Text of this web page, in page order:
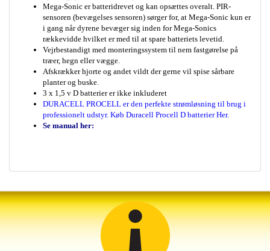
Mega-Sonic er batteridrevet og kan opsættes overalt. PIR-
sensoren (bevægelses sensoren) sørger for, at Mega-Sonic kun er
i gang når dyrene bevæger sig inden for Mega-Sonics
rækkevidde hvilket er med til at spare batteriets levetid.
Vejrbestandigt med monteringssystem til nem fastgørelse på
træer, hegn eller vægge.
Afskrækker hjorte og andet vildt der gerne vil spise sårbare
planter og buske.
3 x 1,5 v D batterier er ikke inkluderet
DURACELL PROCELL er den perfekte strømløsning til brug i
professionelt udstyr. Køb Duracell Procell D batterier Her.
Se manual her: